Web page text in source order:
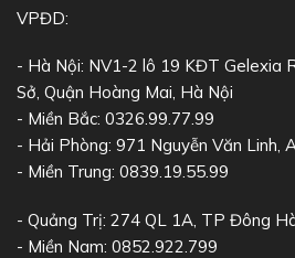
VPĐD:
- Hà Nội: NV1-2 lô 19 KĐT Gelexia
Sở, Quận Hoàng Mai, Hà Nội
- Miền Bắc: 0326.99.77.99
- Hải Phòng: 971 Nguyễn Văn Linh,
- Miền Trung: 0839.19.55.99
- Quảng Trị: 274 QL 1A, TP Đông
- Miền Nam: 0852.922.799